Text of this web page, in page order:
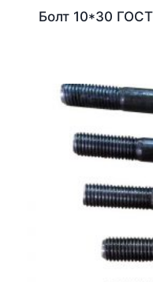
Болт 10*30